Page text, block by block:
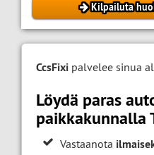
Kilpailuta
CcsFixi palvelee sinua
Löydä paras
paikkakunnalla
Vastaanota